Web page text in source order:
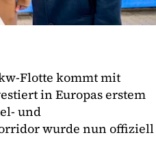
Flotte kommt mit
in Europas erstem
und
wurde nun offiziell